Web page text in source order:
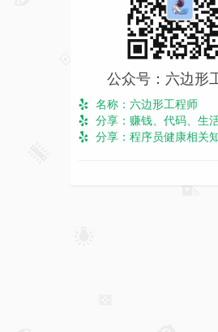
公众号：六边形
名称：六边形工程师
分享：赚钱、代码、生
分享：程序员健康相关